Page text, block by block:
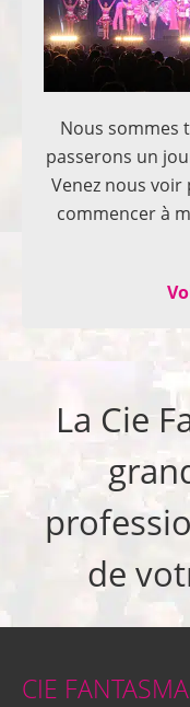
Nous sommes
passerons un
Venez nous
commencer à
La Cie
de
CIE